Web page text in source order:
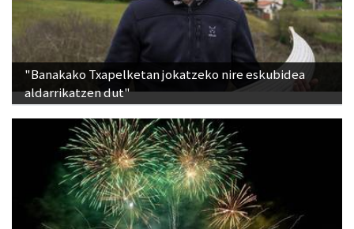
"Banakako Txapelketan jokatzeko nire eskubidea
aldarrikatzen dut"